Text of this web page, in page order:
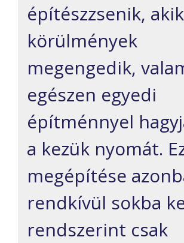
építészzsenik,
körülmények
megengedik,
egészen egyedi
építménnyel
a kezük nyomát.
megépítése
rendkívül sokba
rendszerint csak